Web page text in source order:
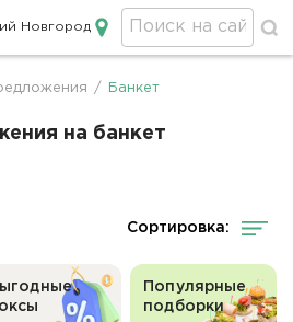
в Нижнем Новгороде
Новгород
/ Банкет
на банкет
Сортировка:
Популярные
подборки